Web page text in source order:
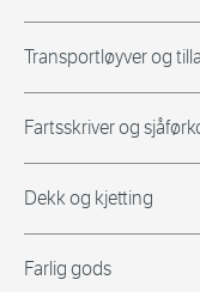
Transportløyver og
Fartsskriver og
Dekk og kjetting
Farlig gods